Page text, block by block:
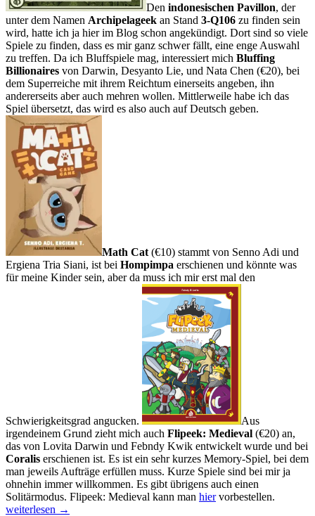
Den indonesischen Pavillon, der
unter dem Namen Archipelageek an Stand 3-Q106 zu finden sein
wird, hatte ich ja hier im Blog schon angekündigt. Dort sind so viele
Spiele zu finden, dass es mir ganz schwer fällt, eine enge Auswahl
zu treffen. Da ich Bluffspiele mag, interessiert mich Bluffing
Billionaires von Darwin, Desyanto Lie, und Nata Chen (€20), bei
dem Superreiche mit ihrem Reichtum einerseits angeben, ihn
andererseits aber auch mehren wollen. Mittlerweile habe ich das
Spiel übersetzt, das wird es also auch auf Deutsch geben.
Math Cat (€10) stammt von Senno Adi und
Ergiena Tria Siani, ist bei Hompimpa erschienen und könnte was
für meine Kinder sein, aber da muss ich mir erst mal den
Schwierigkeitsgrad angucken.
Aus
irgendeinem Grund zieht mich auch Flipeek: Medieval (€20) an,
das von Lovita Darwin und Febndy Kwik entwickelt wurde und bei
Coralis erschienen ist. Es ist ein sehr kurzes Memory-Spiel, bei dem
man jeweils Aufträge erfüllen muss. Kurze Spiele sind bei mir ja
ohnehin immer willkommen. Es gibt übrigens auch einen
Solitärmodus. Flipeek: Medieval kann man hiervorbestellen.
weiterlesen →